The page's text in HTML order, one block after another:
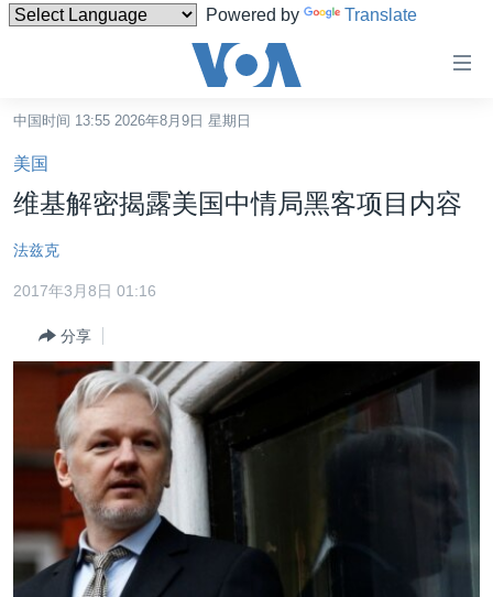
Powered by Translate
碍
链
接
跳
转
内
航
到
检
索
台湾
港澳
国际
最新国际新闻
印太
中东
非洲
美洲
分类新闻
经济·金融·贸易
人权·法律·宗教
科教·文娱·体健
军事
劳工
美中关系
热点专题
白宫要闻
国会报道
美中关系
VOA视频
VOA今日焦点
中文广播
中国时间 13:55 2026年8月9日 星期日
美国
维基解密揭露美国中情局黑客项目内容
法兹克
2017年3月8日 01:16
分享